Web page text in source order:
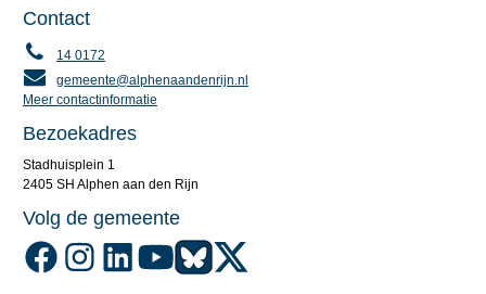
Contact
14 0172
gemeente@alphenaandenrijn.nl
Meer contactinformatie
Bezoekadres
Stadhuisplein 1
2405 SH Alphen aan den Rijn
Volg de gemeente
Volg de gemeente Alphen aan den Rijn op Facebook
Volg de gemeente Alphen aan den Rijn op Instagram
Volg de gemeente Alphen aan den Rijn op LinkedIn
Volg de gemeente Alphen aan den Rijn op YouTube
Volg de gemeente Alphen aan den Rijn op